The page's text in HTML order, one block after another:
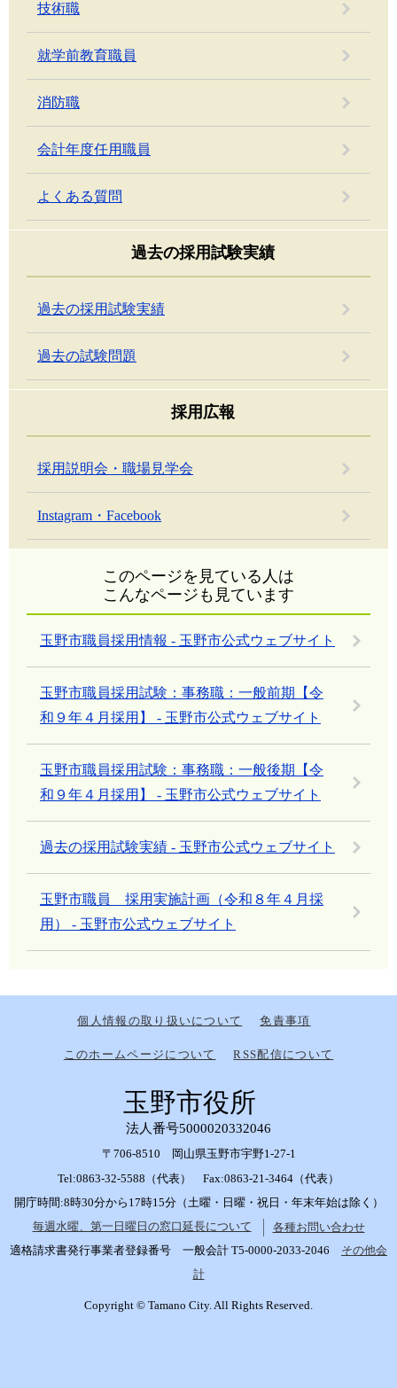
技術職
就学前教育職員
消防職
会計年度任用職員
よくある質問
過去の採用試験実績
過去の採用試験実績
過去の試験問題
採用広報
採用説明会・職場見学会
Instagram・Facebook
このページを見ている人は
こんなページも見ています
玉野市職員採用情報 - 玉野市公式ウェブサイト
玉野市職員採用試験：事務職：一般前期【令
和９年４月採用】 - 玉野市公式ウェブサイト
玉野市職員採用試験：事務職：一般後期【令
和９年４月採用】 - 玉野市公式ウェブサイト
過去の採用試験実績 - 玉野市公式ウェブサイト
玉野市職員 採用実施計画（令和８年４月採
用） - 玉野市公式ウェブサイト
個人情報の取り扱いについて 免責事項
このホームページについて RSS配信について
玉野市役所
法人番号5000020332046
〒706-8510 岡山県玉野市宇野1-27-1
Tel:0863-32-5588（代表） Fax:0863-21-3464（代表）
開庁時間:8時30分から17時15分（土曜・日曜・祝日・年末年始は除く）
毎週水曜、第一日曜日の窓口延長について
各種お問い合わせ
適格請求書発行事業者登録番号 一般会計 T5-0000-2033-2046 その他会
計
Copyright © Tamano City. All Rights Reserved.